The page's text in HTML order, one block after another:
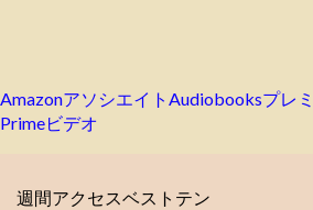
AmazonアソシエイトAudiobooksプレ
Primeビデオ
週間アクセスベストテン